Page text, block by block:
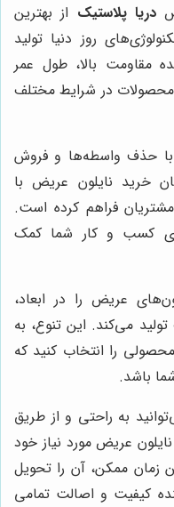
دریا پلاستیک از بهترین
روز دنیا تولید
مقاومت بالا، طول عمر
در شرایط مختلف
با حذف واسطه‌ها و فروش
خرید نایلون عریض با
فراهم کرده است.
کسب و کار شما کمک
عریض را در ابعاد،
می‌کند. این تنوع، به
را انتخاب کنید که
باشد.
به راحتی و از طریق
عریض مورد نیاز خود
زمان ممکن، آن را تحویل
کیفیت و اصالت تمامی